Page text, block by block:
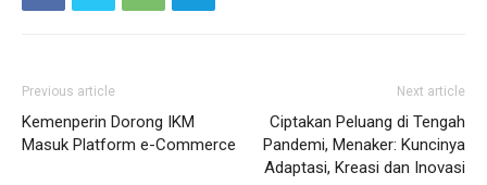
Previous article
Kemenperin Dorong IKM
Masuk Platform e-Commerce
Next article
Ciptakan Peluang di Tengah
Pandemi, Menaker: Kuncinya
Adaptasi, Kreasi dan Inovasi